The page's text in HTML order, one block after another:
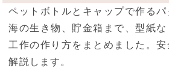
ペットボトルとキャップで作るパ
海の生き物、貯金箱まで、型紙
工作の作り方をまとめました。
解説します。